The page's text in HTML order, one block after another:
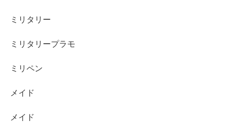
ミリタリー
ミリタリープラモ
ミリペン
メイド
メイド